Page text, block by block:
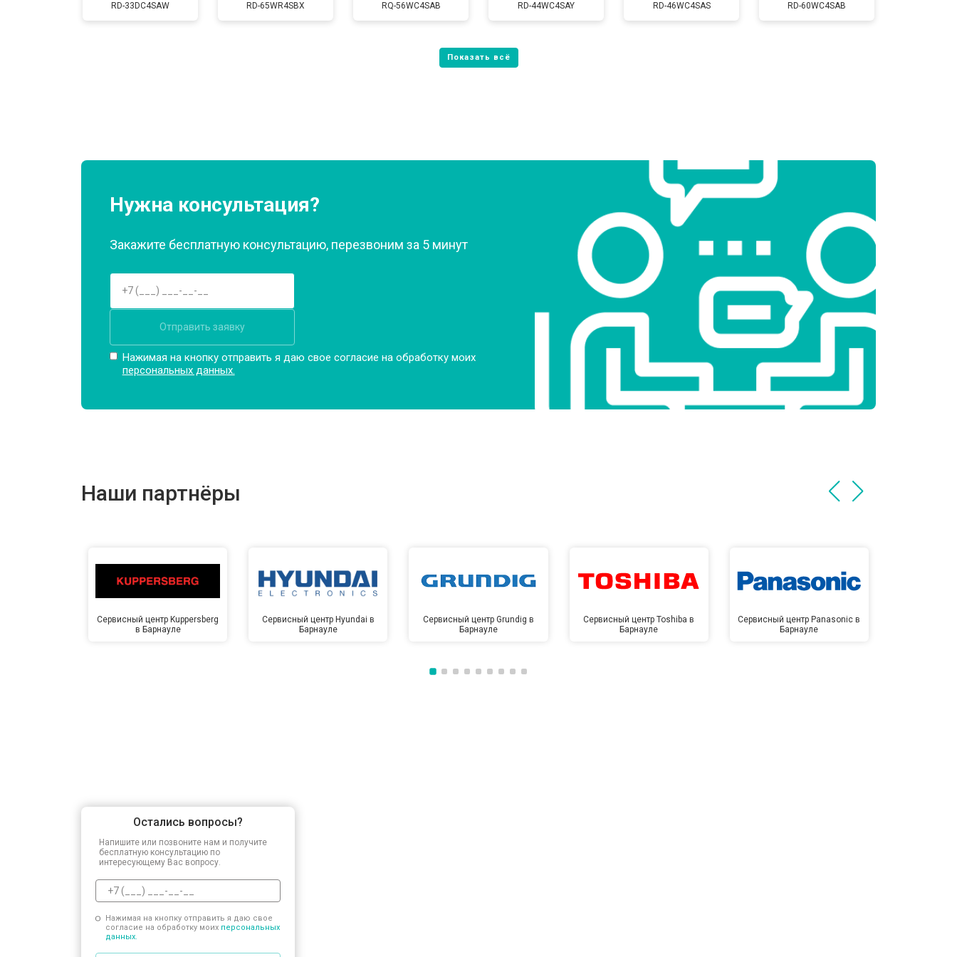
от 80 мин
RD-33DC4SAW RD-65WR4SBX RQ-56WC4SAB RD-44WC4SAY RD-46WC4SAS RD-60WC4SAB
Нужна консультация?
Закажите бесплатную консультацию, перезвоним за 5 минут
Отправить заявку
Нажимая на кнопку отправить я даю свое согласие на обработку моих
персональных данных.
Наши партнёры
Сервисный центр Kuppersberg
в Барнауле
Сервисный центр Hyundai в
Барнауле
Сервисный центр Grundig в
Барнауле
Сервисный центр Toshiba в
Барнауле
Сервисный центр Panasonic в
Барнауле
Остались вопросы?
Напишите или позвоните нам и получите
бесплатную консультацию по
интересующему Вас вопросу.
Нажимая на кнопку отправить я даю свое
согласие на обработку моих персональных
данных.